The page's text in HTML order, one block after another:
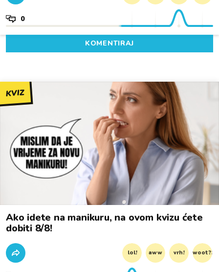
0
KOMENTIRAJ
KVIZ
Ako idete na manikuru, na ovom kvizu ćete
dobiti 8/8!
lol! aww vrh! woot?!